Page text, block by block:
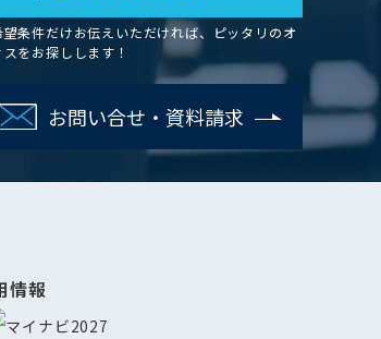
望条件だけお伝えいただければ、ピッタリのオ
スをお探しします！
お問い合せ・資料請求
情報